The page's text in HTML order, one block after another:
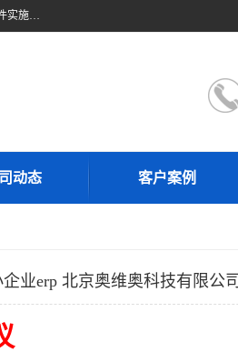
北京奥维奥，是全球企业管理解决方案的提供商SAP(思爱普)亚太区授权服务商领军者，SAP金牌服务商和代理商。企业ERP系统软件，SAP软件实施，17年来服务客户1500多家。提供SAP Business One，SAP Business ByDesign，SAP S/4HANA Cloud，SAP Analytics Cloud （分析云）等产品与解决方案。咨询专线：400-890-8880
动态 客户案例
业erp 北京奥维奥科技有限公司